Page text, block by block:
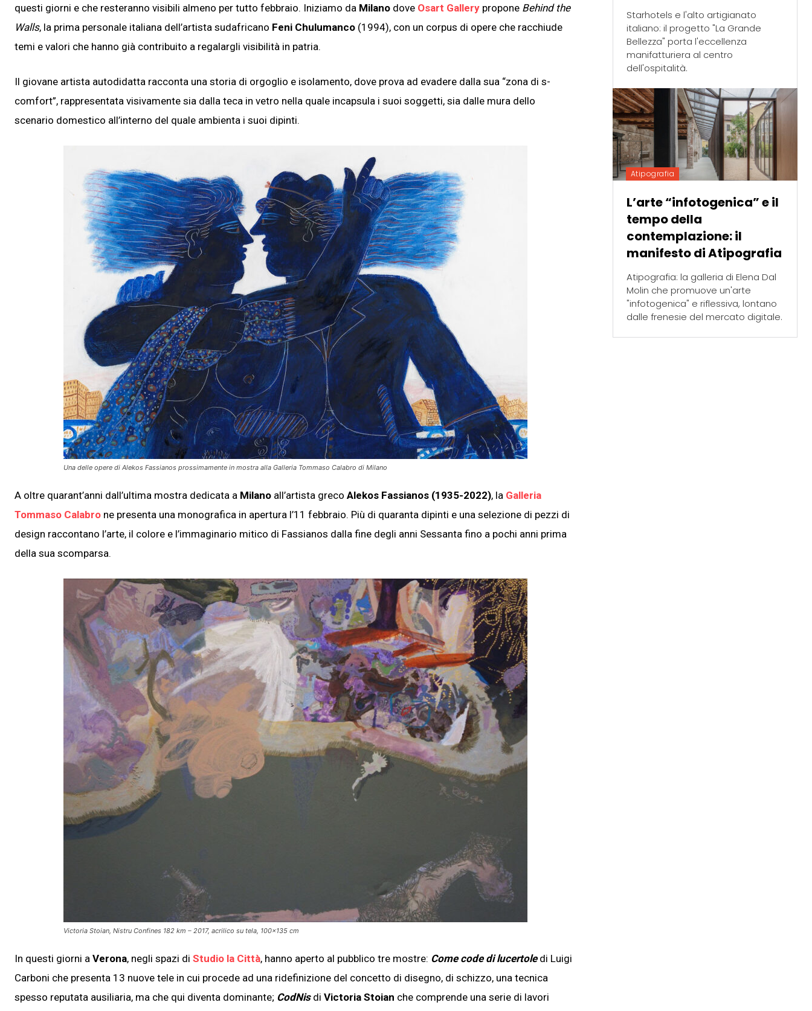
questi giorni e che resteranno visibili almeno per tutto febbraio. Iniziamo da Milano dove Osart Gallery propone Behind the
Walls, la prima personale italiana dell’artista sudafricano Feni Chulumanco (1994), con un corpus di opere che racchiude
temi e valori che hanno già contribuito a regalargli visibilità in patria.
Il giovane artista autodidatta racconta una storia di orgoglio e isolamento, dove prova ad evadere dalla sua “zona di s-
comfort”, rappresentata visivamente sia dalla teca in vetro nella quale incapsula i suoi soggetti, sia dalle mura dello
scenario domestico all’interno del quale ambienta i suoi dipinti.
Una delle opere di Alekos Fassianos prossimamente in mostra alla Galleria Tommaso Calabro di Milano
A oltre quarant’anni dall’ultima mostra dedicata a Milano all’artista greco Alekos Fassianos (1935-2022), la Galleria
Tommaso Calabro ne presenta una monografica in apertura l’11 febbraio. Più di quaranta dipinti e una selezione di pezzi di
design raccontano l’arte, il colore e l’immaginario mitico di Fassianos dalla fine degli anni Sessanta fino a pochi anni prima
della sua scomparsa.
Victoria Stoian, Nistru Confines 182 km – 2017, acrilico su tela, 100×135 cm
In questi giorni a Verona, negli spazi di Studio la Città, hanno aperto al pubblico tre mostre: Come code di lucertoledi Luigi
Carboni che presenta 13 nuove tele in cui procede ad una ridefinizione del concetto di disegno, di schizzo, una tecnica
spesso reputata ausiliaria, ma che qui diventa dominante; CodNisdi Victoria Stoian che comprende una serie di lavori
Starhotels e l'alto artigianato
italiano: il progetto "La Grande
Bellezza" porta l'eccellenza
manifatturiera al centro
dell'ospitalità.
Atipografia
L’arte “infotogenica” e il
tempo della
contemplazione: il
manifesto di Atipografia
Atipografia: la galleria di Elena Dal
Molin che promuove un'arte
"infotogenica" e riflessiva, lontano
dalle frenesie del mercato digitale.